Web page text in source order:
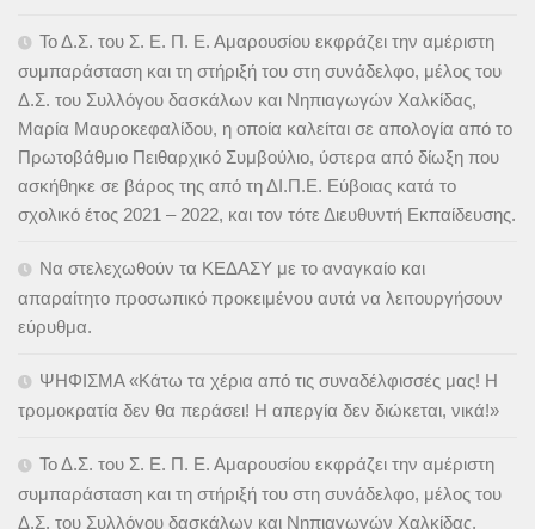
Το Δ.Σ. του Σ. Ε. Π. Ε. Αμαρουσίου εκφράζει την αμέριστη
συμπαράσταση και τη στήριξή του στη συνάδελφο, μέλος του
Δ.Σ. του Συλλόγου δασκάλων και Νηπιαγωγών Χαλκίδας,
Μαρία Μαυροκεφαλίδου, η οποία καλείται σε απολογία από το
Πρωτοβάθμιο Πειθαρχικό Συμβούλιο, ύστερα από δίωξη που
ασκήθηκε σε βάρος της από τη ΔΙ.Π.Ε. Εύβοιας κατά το
σχολικό έτος 2021 – 2022, και τον τότε Διευθυντή Εκπαίδευσης.
Να στελεχωθούν τα ΚΕΔΑΣΥ με το αναγκαίο και
απαραίτητο προσωπικό προκειμένου αυτά να λειτουργήσουν
εύρυθμα.
ΨΗΦΙΣΜΑ «Κάτω τα χέρια από τις συναδέλφισσές μας! Η
τρομοκρατία δεν θα περάσει! Η απεργία δεν διώκεται, νικά!»
Το Δ.Σ. του Σ. Ε. Π. Ε. Αμαρουσίου εκφράζει την αμέριστη
συμπαράσταση και τη στήριξή του στη συνάδελφο, μέλος του
Δ.Σ. του Συλλόγου δασκάλων και Νηπιαγωγών Χαλκίδας,